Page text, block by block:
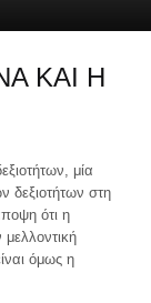
ΚΑΙ Η
μία
δεξιοτήτων στη
ότι η
μελλοντική
όμως η